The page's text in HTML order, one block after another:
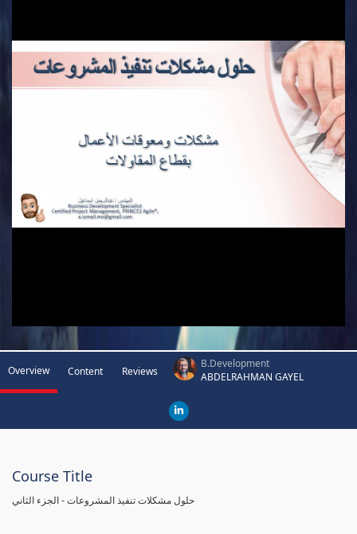
Overview Content Reviews
B.Development
ABDELRAHMAN GAYEL
Course Title
حلول مشكلات تنفيذ المشروعات - الجزء الثاني